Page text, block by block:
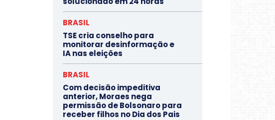
BRASIL
TSE cria conselho para
monitorar desinformação e
IA nas eleições
BRASIL
Com decisão impeditiva
anterior, Moraes nega
permissão de Bolsonaro para
receber filhos no Dia dos Pais